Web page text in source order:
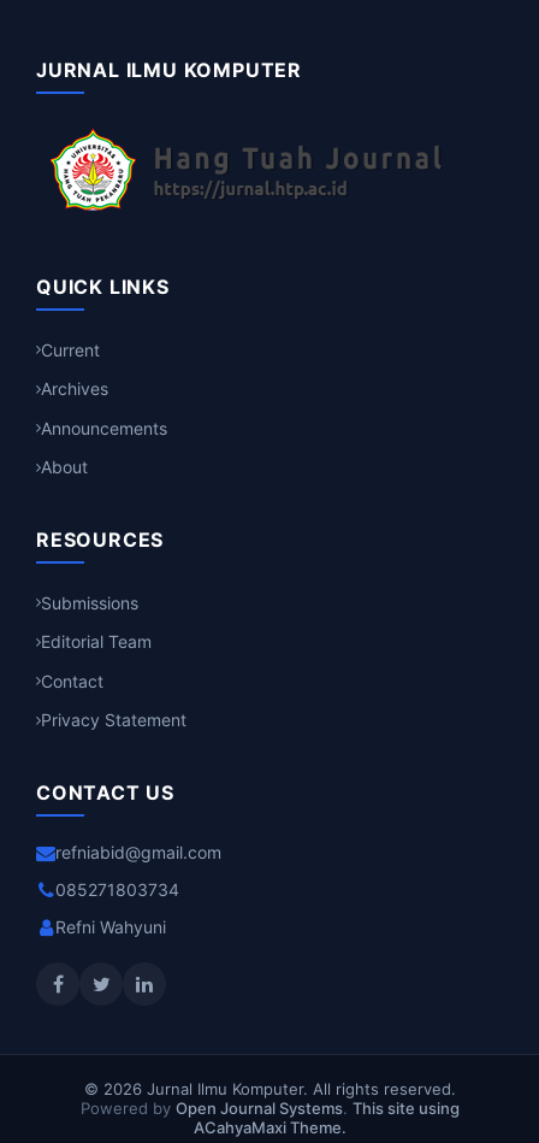
JURNAL ILMU KOMPUTER
QUICK LINKS
Current
Archives
Announcements
About
RESOURCES
Submissions
Editorial Team
Contact
Privacy Statement
CONTACT US
refniabid@gmail.com
085271803734
Refni Wahyuni
© 2026 Jurnal Ilmu Komputer. All rights reserved.
Powered by Open Journal Systems. This site using
ACahyaMaxi Theme.